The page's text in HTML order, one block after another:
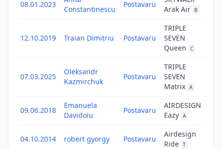
08.01.2023
Constantinescu
Postavaru
Arak Air
B
12.10.2019 Traian Dimitriu Postavaru
TRIPLE
SEVEN
Queen
C
07.03.2025
Oleksandr
Kazmirchuk
Postavaru
TRIPLE
SEVEN
Matrix A
09.06.2018
Emanuela
Davidoiu
Postavaru
AIRDESIGN
Eazy A
04.10.2014 robert gyorgy Postavaru
Airdesign
Ride T